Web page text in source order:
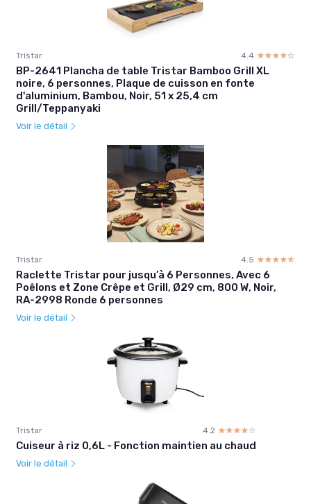
Tristar 4.4 ☆☆☆☆☆
★★★★★
BP-2641 Plancha de table Tristar Bamboo Grill XL
noire, 6 personnes, Plaque de cuisson en fonte
d'aluminium, Bambou, Noir, 51 x 25,4 cm
Grill/Teppanyaki
Voir le détail
Tristar 4.5 ☆☆☆☆☆
★★★★★
Raclette Tristar pour jusqu’à 6 Personnes, Avec 6
Poêlons et Zone Crêpe et Grill, Ø29 cm, 800 W, Noir,
RA-2998 Ronde 6 personnes
Voir le détail
Tristar 4.2 ☆☆☆☆☆
★★★★★
Cuiseur à riz 0,6L - Fonction maintien au chaud
Voir le détail